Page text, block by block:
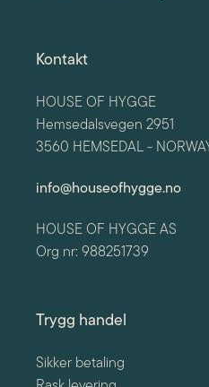
Kontakt
HOUSE OF HYGGE
Hemsedalsvegen 2951
3560 HEMSEDAL -
info@houseofhygge.no
HOUSE OF HYGGE AS
Org nr: 988251739
Trygg handel
Sikker betaling